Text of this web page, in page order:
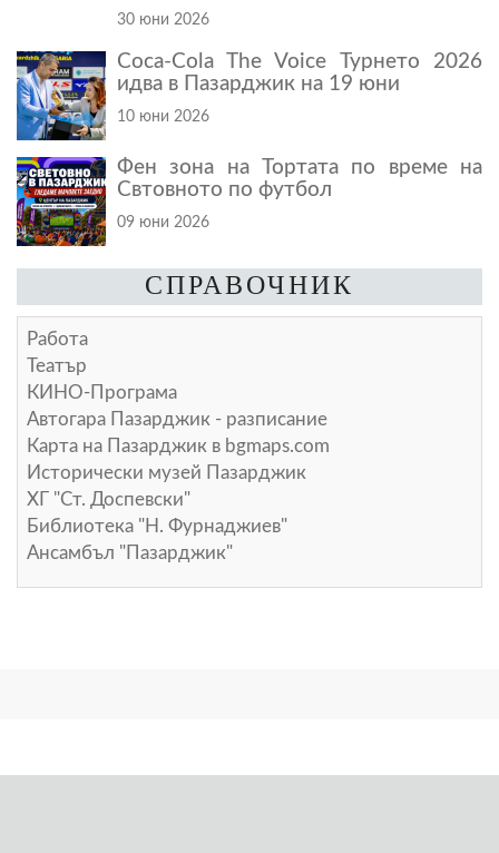
30 юни 2026
Coca-Cola The Voice Турнето 2026
идва в Пазарджик на 19 юни
10 юни 2026
Фен зона на Тортата по време на
Свтовното по футбол
09 юни 2026
СПРАВОЧНИК
Работа
Театър
КИНО-Програма
Автогара Пазарджик - разписание
Карта на Пазарджик в bgmaps.com
Исторически музей Пазарджик
ХГ "Ст. Доспевски"
Библиотека "Н. Фурнаджиев"
Ансамбъл "Пазарджик"